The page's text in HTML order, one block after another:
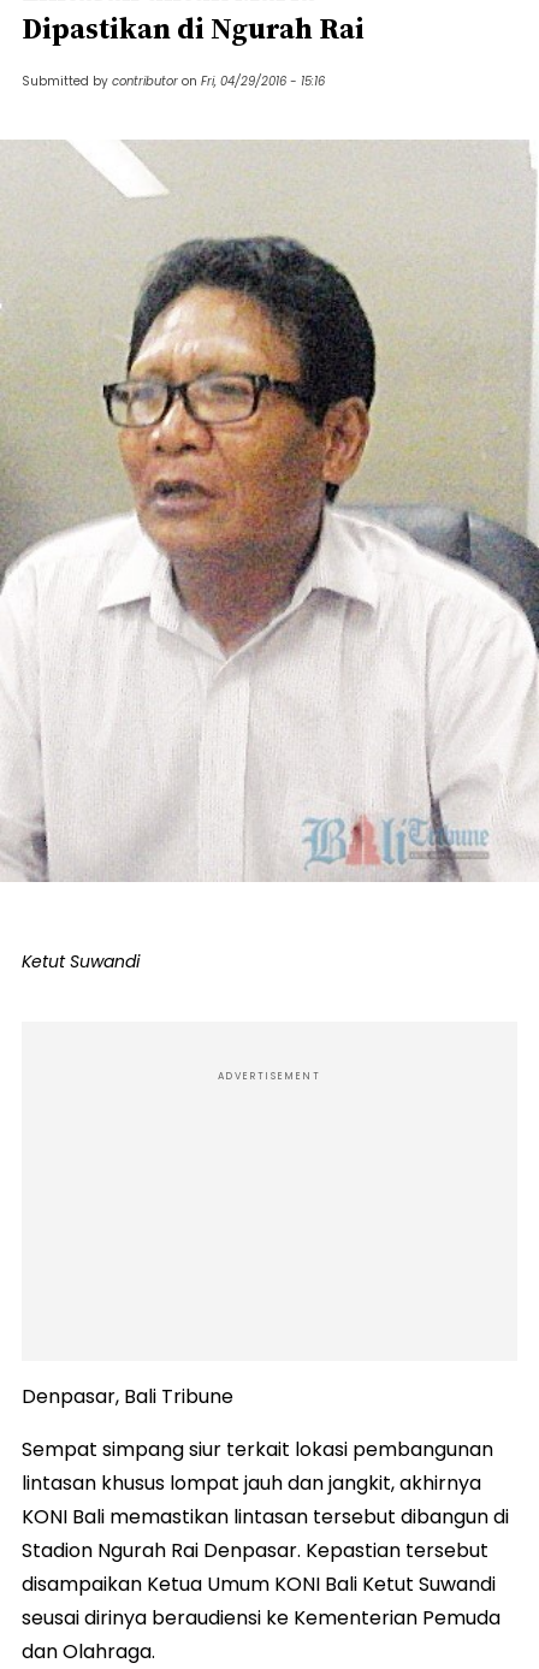
Dipastikan di Ngurah Rai
Submitted by contributor on Fri, 04/29/2016 - 15:16
Ketut Suwandi
ADVERTISEMENT
Denpasar, Bali Tribune
Sempat simpang siur terkait lokasi pembangunan
lintasan khusus lompat jauh dan jangkit, akhirnya
KONI Bali memastikan lintasan tersebut dibangun di
Stadion Ngurah Rai Denpasar. Kepastian tersebut
disampaikan Ketua Umum KONI Bali Ketut Suwandi
seusai dirinya beraudiensi ke Kementerian Pemuda
dan Olahraga.